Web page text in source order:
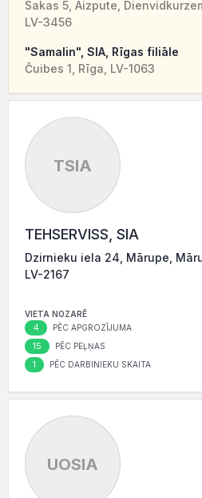
Sakas 5, Aizpute,
LV-3456
"Samalin", SIA, Rīgas filiāle
Čuibes 1, Rīga, LV-1063
TSIA
TEHSERVISS, SIA
Dzirnieku iela 24, Mārupe,
LV-2167
VIETA NOZARĒ
4 PĒC APGROZĪJUMA
15 PĒC PEĻŅAS
1 PĒC DARBINIEKU SKAITA
UOSIA